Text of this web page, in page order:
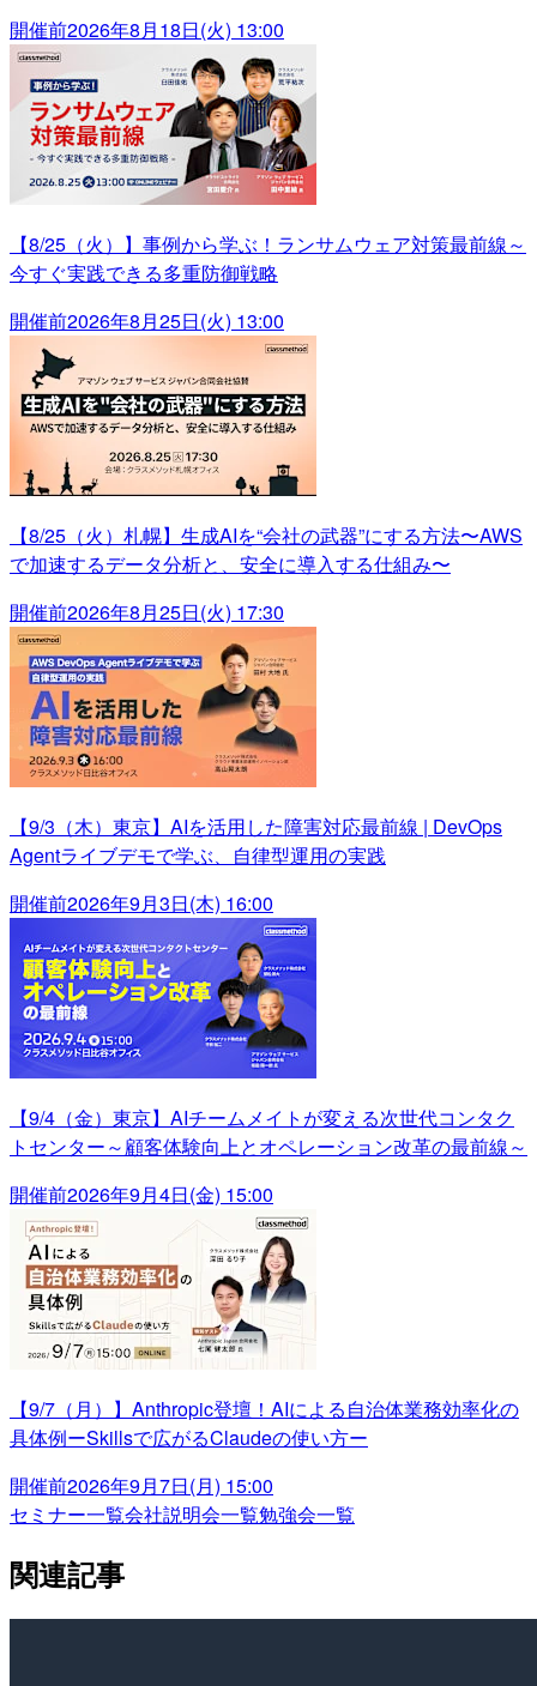
開催前2026年8月18日(火) 13:00
【8/25（火）】事例から学ぶ！ランサムウェア対策最前線～
今すぐ実践できる多重防御戦略
開催前2026年8月25日(火) 13:00
【8/25（火）札幌】生成AIを“会社の武器”にする方法〜AWS
で加速するデータ分析と、安全に導入する仕組み〜
開催前2026年8月25日(火) 17:30
【9/3（木）東京】AIを活用した障害対応最前線 | DevOps
Agentライブデモで学ぶ、自律型運用の実践
開催前2026年9月3日(木) 16:00
【9/4（金）東京】AIチームメイトが変える次世代コンタク
トセンター～顧客体験向上とオペレーション改革の最前線～
開催前2026年9月4日(金) 15:00
【9/7（月）】Anthropic登壇！AIによる自治体業務効率化の
具体例ーSkillsで広がるClaudeの使い方ー
開催前2026年9月7日(月) 15:00
セミナー一覧会社説明会一覧勉強会一覧
関連記事